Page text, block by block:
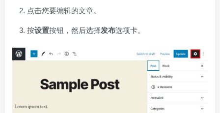
点击您要编辑的文章。
按设置按钮，然后选择发布选项卡。